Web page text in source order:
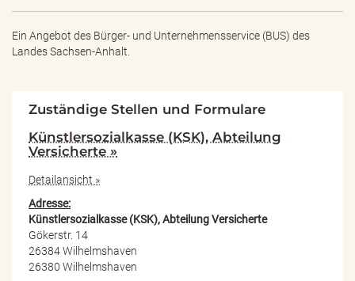
Ein Angebot des Bürger- und Unternehmensservice (BUS) des
Landes Sachsen-Anhalt.
Zuständige Stellen und Formulare
Künstlersozialkasse (KSK), Abteilung
Versicherte »
Detailansicht »
Adresse:
Künstlersozialkasse (KSK), Abteilung Versicherte
Gökerstr. 14
26384 Wilhelmshaven
26380 Wilhelmshaven